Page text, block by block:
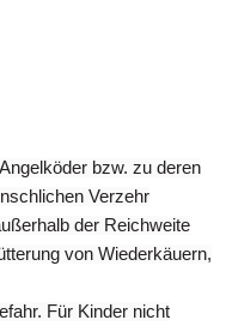
bzw. zu deren
Verzehr
der Reichweite
von Wiederkäuern,
Für Kinder nicht